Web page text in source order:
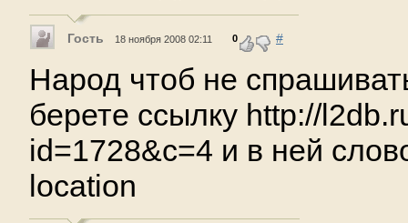
Гость 18 ноября 2008 02:11 0 #
Народ чтоб не
берете ссылку http://
id=1728&c=4 и в ней
location